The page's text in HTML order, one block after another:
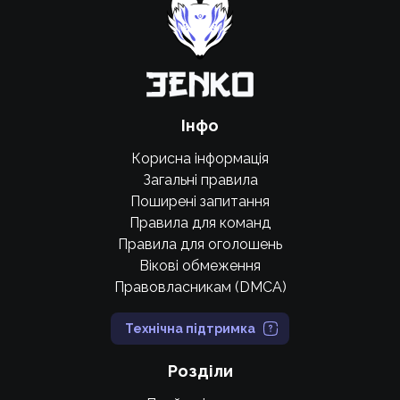
Підтримати проєкт
Інфо
Корисна інформація
Загальні правила
Поширені запитання
Правила для команд
Правила для оголошень
Вікові обмеження
Правовласникам (DMCA)
Технічна підтримка
Розділи